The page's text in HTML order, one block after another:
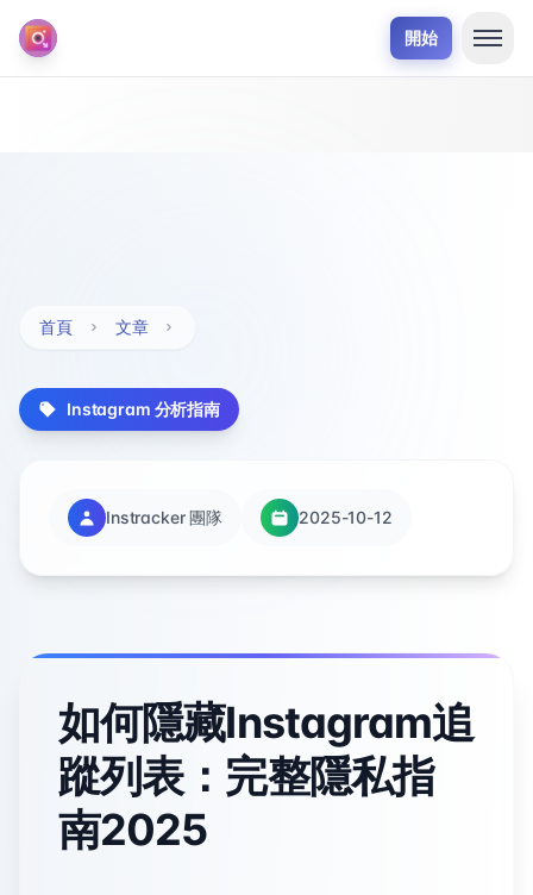
開始
首頁 文章
Instagram 分析指南
Instracker 團隊 2025-10-12
如何隱藏Instagram追
蹤列表：完整隱私指
南2025